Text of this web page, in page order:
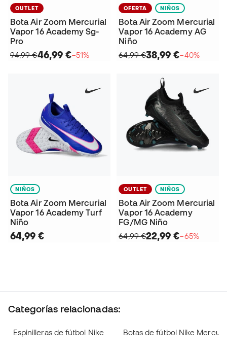
OUTLET
Bota Air Zoom Mercurial
Vapor 16 Academy Sg-
Pro
94,99 €46,99 €−51%
OFERTA NIÑOS
Bota Air Zoom Mercurial
Vapor 16 Academy AG
Niño
64,99 €38,99 €−40%
NIÑOS
Bota Air Zoom Mercurial
Vapor 16 Academy Turf
Niño
64,99 €
OUTLET NIÑOS
Bota Air Zoom Mercurial
Vapor 16 Academy
FG/MG Niño
64,99 €22,99 €−65%
Categorías relacionadas:
Espinilleras de fútbol Nike Botas de fútbol Nike